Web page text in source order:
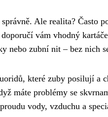
Ale realita? Často
vám vhodný
nebo zubní nit – bez nich
které zuby posilují a
máte problémy se
vody, vzduchu a